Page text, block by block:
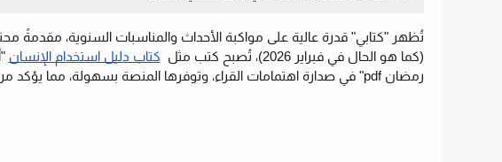
تُظهر "كتابي" قدرة عالية على مواكبة الأحداث والمناسبات السنوية،
(كما هو الحال في فبراير 2026)، تُصبح كتب مثل
كتاب دليل استخدام الإنسان
رمضان pdf" في صدارة اهتمامات القراء، وتوفرها المنصة بسهولة، مما يؤكد مرونتها واستجابتها للاحتياجات الفورية للمستخدمين.